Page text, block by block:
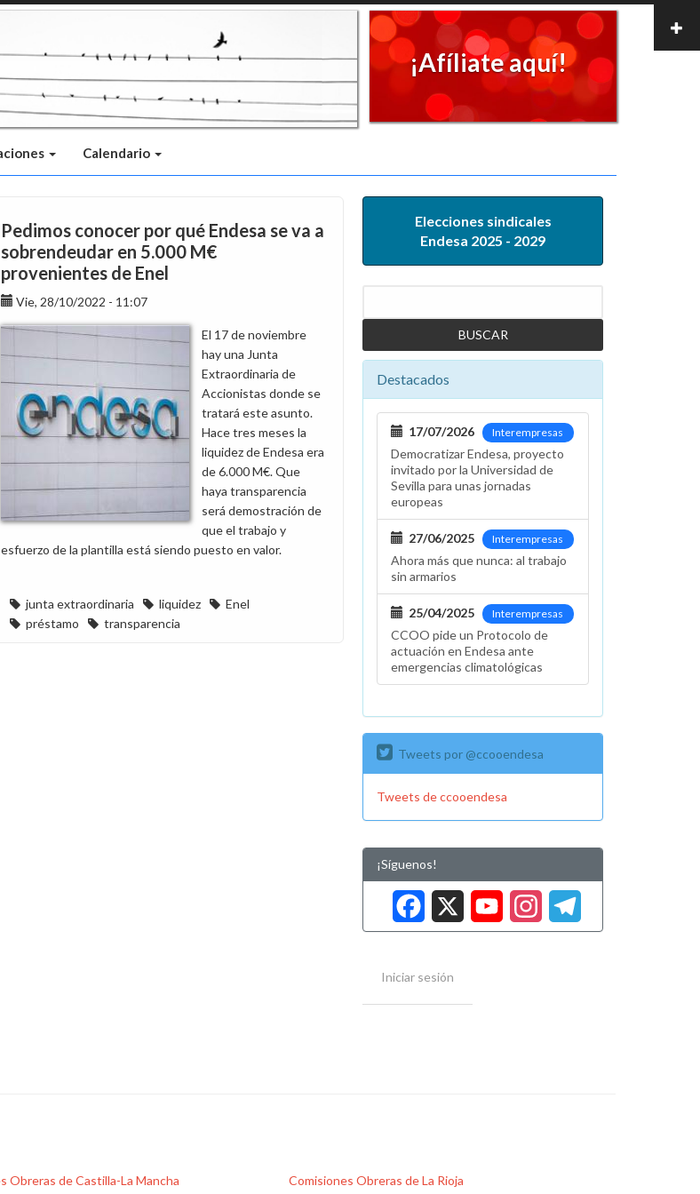
¡Afíliate aquí!
Calendario
Pedimos conocer por qué Endesa se va a
sobrendeudar en 5.000 M€
provenientes de Enel
Vie, 28/10/2022 - 11:07
El 17 de noviembre
hay una Junta
Extraordinaria de
Accionistas donde se
tratará este asunto.
Hace tres meses la
liquidez de Endesa era
de 6.000 M€. Que
haya transparencia
será demostración de
que el trabajo y
esfuerzo de la plantilla está siendo puesto en valor.
junta extraordinaria liquidez
Enel
préstamo
transparencia
Elecciones sindicales
Endesa 2025 - 2029
Destacados
Interempresas
17/07/2026
Democratizar Endesa, proyecto
invitado por la Universidad de
Sevilla para unas jornadas
europeas
Interempresas
27/06/2025
Ahora más que nunca: al trabajo
sin armarios
Interempresas
25/04/2025
CCOO pide un Protocolo de
actuación en Endesa ante
emergencias climatológicas
Tweets por @ccooendesa
Tweets de ccooendesa
¡Síguenos!
Facebook
XYouTube
Iniciar sesión
Obreras de Castilla-La Mancha
Comisiones Obreras de La Rioja